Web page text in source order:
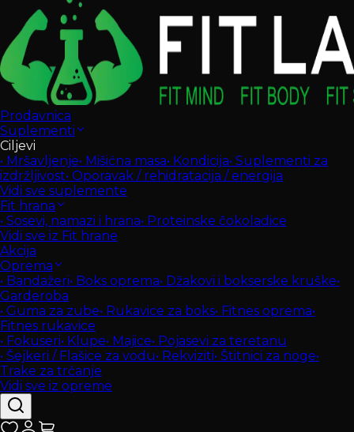
Prodavnica
Suplementi
Ciljevi
• Mršavljenje• Mišićna masa• Kondicija• Suplementi za
izdržljivost• Oporavak / rehidratacija / energija
Vidi sve suplemente
Fit hrana
• Sosevi, namazi i hrana• Proteinske čokoladice
Vidi sve iz Fit hrane
Akcija
Oprema
• Bandažeri• Boks oprema• Džakovi i bokserske kruške•
Garderoba
• Guma za zube• Rukavice za boks• Fitnes oprema•
Fitnes rukavice
• Fokuseri• Klupe• Majice• Pojasevi za teretanu
• Šejkeri / Flašice za vodu• Rekviziti• Štitnici za noge•
Trake za trčanje
Vidi sve iz opreme